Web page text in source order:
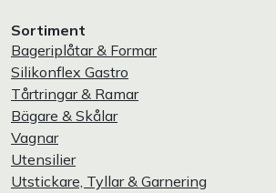
Sortiment
Bageriplåtar & Formar
Silikonflex Gastro
Tårtringar & Ramar
Bägare & Skålar
Vagnar
Utensilier
Utstickare, Tyllar & Garnering